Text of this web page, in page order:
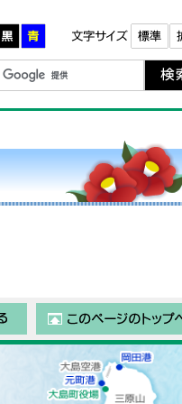
町政情報
前のページに戻る